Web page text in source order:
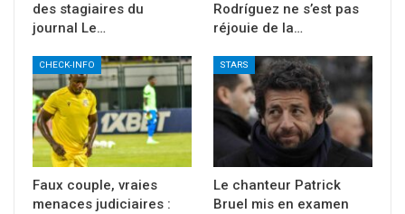
des stagiaires du
journal Le…
Rodríguez ne s’est pas
réjouie de la…
CHECK-INFO
Faux couple, vraies
menaces judiciaires :
STARS
Le chanteur Patrick
Bruel mis en examen